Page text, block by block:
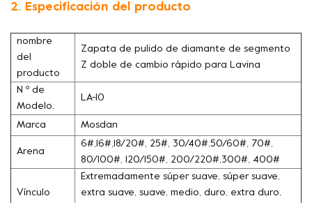
2. Especificación del producto
nombre
del
producto
Zapata de pulido de diamante de segmento
Z doble de cambio rápido para Lavina
N º de
Modelo.
LA-10
Marca Mosdan
Arena
6#,16#,18/20#, 25#, 30/40#,50/60#, 70#,
80/100#, 120/150#, 200/220#,300#, 400#
Vínculo
Extremadamente súper suave, súper suave,
extra suave, suave, medio, duro, extra duro,